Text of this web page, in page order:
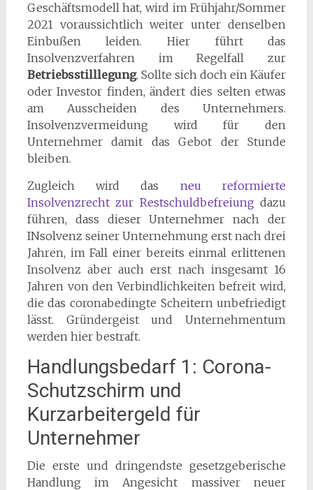
Geschäftsmodell hat, wird im Frühjahr/Sommer
2021 voraussichtlich weiter unter denselben
Einbußen leiden. Hier führt das
Insolvenzverfahren im Regelfall zur
Betriebsstilllegung. Sollte sich doch ein Käufer
oder Investor finden, ändert dies selten etwas
am Ausscheiden des Unternehmers.
Insolvenzvermeidung wird für den
Unternehmer damit das Gebot der Stunde
bleiben.
Zugleich wird das neu reformierte
Insolvenzrecht zur Restschuldbefreiung dazu
führen, dass dieser Unternehmer nach der
INsolvenz seiner Unternehmung erst nach drei
Jahren, im Fall einer bereits einmal erlittenen
Insolvenz aber auch erst nach insgesamt 16
Jahren von den Verbindlichkeiten befreit wird,
die das coronabedingte Scheitern unbefriedigt
lässt. Gründergeist und Unternehmentum
werden hier bestraft.
Handlungsbedarf 1: Corona-
Schutzschirm und
Kurzarbeitergeld für
Unternehmer
Die erste und dringendste gesetzgeberische
Handlung im Angesicht massiver neuer